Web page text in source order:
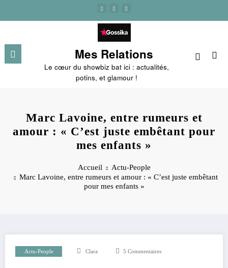
contenu
Mes Relations
Le cœur du showbiz bat ici : actualités,
potins, et glamour !
Marc Lavoine, entre rumeurs et
amour : « C’est juste embêtant pour
mes enfants »
Accueil
Actu-People
Marc Lavoine, entre rumeurs et amour : « C’est juste embêtant
pour mes enfants »
Actu-People Clara 5 Commentaires